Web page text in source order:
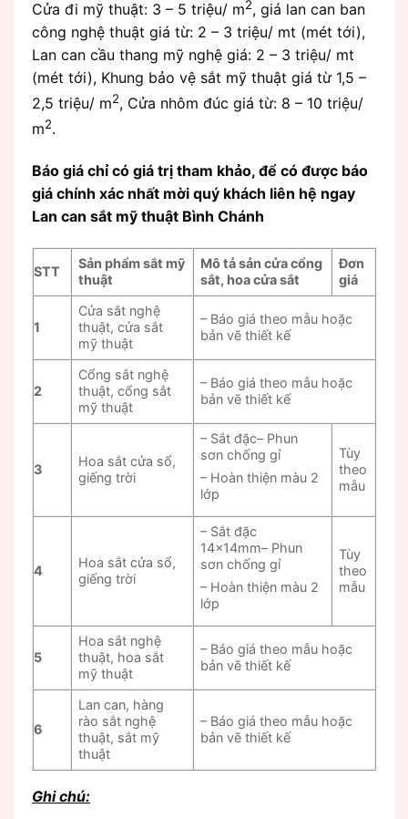
Cửa đi mỹ thuật: 3 – 5 triệu/ m2, giá lan can ban
công nghệ thuật giá từ: 2 – 3 triệu/ mt (mét tới),
Lan can cầu thang mỹ nghệ giá: 2 – 3 triệu/ mt
(mét tới), Khung bảo vệ sắt mỹ thuật giá từ 1,5 –
2,5 triệu/ m2, Cửa nhôm đúc giá từ: 8 – 10 triệu/
m2.
Báo giá chỉ có giá trị tham khảo, để có được báo
giá chính xác nhất mời quý khách liên hệ ngay
Lan can sắt mỹ thuật Bình Chánh
STT
Sản phẩm sắt mỹ
thuật
Mô tả sản cửa cổng
sắt, hoa cửa sắt
Đơn
giá
1
Cửa sắt nghệ
thuật, cửa sắt
mỹ thuật
– Báo giá theo mẫu hoặc
bản vẽ thiết kế
2
Cổng sắt nghệ
thuật, cổng sắt
mỹ thuật
– Báo giá theo mẫu hoặc
bản vẽ thiết kế
3
Hoa sắt cửa sổ,
giếng trời
– Sắt đặc– Phun
sơn chống gỉ
– Hoàn thiện màu 2
lớp
Tùy
theo
mẫu
4
Hoa sắt cửa sổ,
giếng trời
– Sắt đặc
14x14mm– Phun
sơn chống gỉ
– Hoàn thiện màu 2
lớp
Tùy
theo
mẫu
5
Hoa sắt nghệ
thuật, hoa sắt
mỹ thuật
– Báo giá theo mẫu hoặc
bản vẽ thiết kế
6
Lan can, hàng
rào sắt nghệ
thuật, sắt mỹ
thuật
– Báo giá theo mẫu hoặc
bản vẽ thiết kế
Ghi chú: